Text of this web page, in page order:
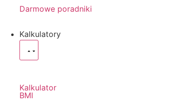
Darmowe poradniki
Kalkulatory
Kalkulator
BMI